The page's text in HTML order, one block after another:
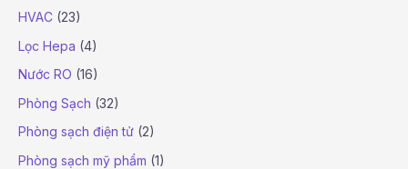
HVAC (23)
Lọc Hepa (4)
Nước RO (16)
Phòng Sạch (32)
Phòng sạch điện tử (2)
Phòng sạch mỹ phẩm (1)